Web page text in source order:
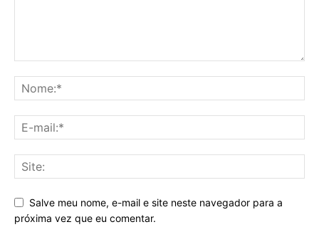
Salve meu nome, e-mail e site neste navegador para a
próxima vez que eu comentar.